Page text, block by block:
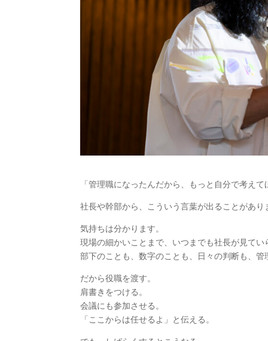
「管理職になったんだから、もっと自分で考えて
社長や幹部から、こういう言葉が出ることがあり
気持ちは分かります。
現場の細かいことまで、いつまでも社長が見てい
部下のことも、数字のことも、日々の判断も、管
だから役職を渡す。
肩書きをつける。
会議にも参加させる。
「ここからは任せるよ」と伝える。